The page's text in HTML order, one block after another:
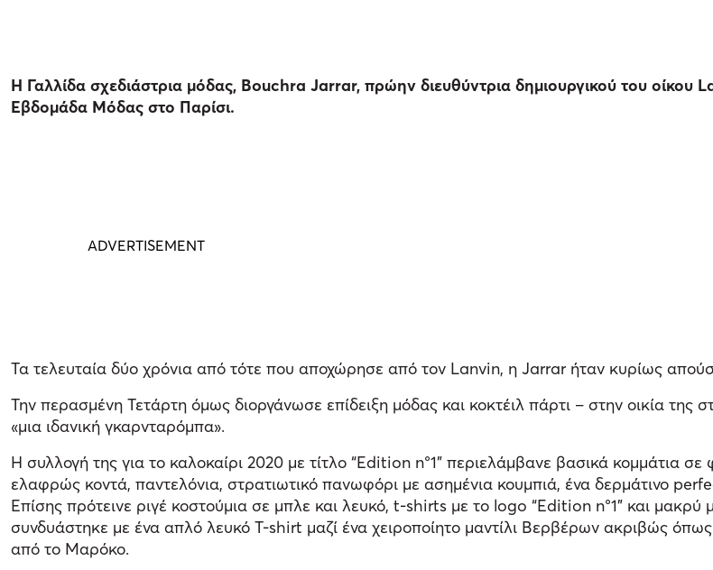
Η Γαλλίδα σχεδιάστρια μόδας, Bouchra Jarrar, πρώην διευθύντρια δημιουργικού του
Εβδομάδα Μόδας στο Παρίσι.
Τα τελευταία δύο χρόνια από τότε που αποχώρησε από τον Lanvin, η Jarrar ήταν κυρίως
Την περασμένη Τετάρτη όμως διοργάνωσε επίδειξη μόδας και κοκτέιλ πάρτι – στην οικία της
«μια ιδανική γκαρνταρόμπα».
Η συλλογή της για το καλοκαίρι 2020 με τίτλο “Edition n°1” περιελάμβανε βασικά κομμάτια
ελαφρώς κοντά, παντελόνια, στρατιωτικό πανωφόρι με ασημένια κουμπιά, ένα δερμάτινο
Επίσης πρότεινε ριγέ κοστούμια σε μπλε και λευκό, t-shirts με το logo “Edition n°1” και
συνδυάστηκε με ένα απλό λευκό T-shirt μαζί ένα χειροποίητο μαντίλι Βερβέρων ακριβώς
από το Μαρόκο.